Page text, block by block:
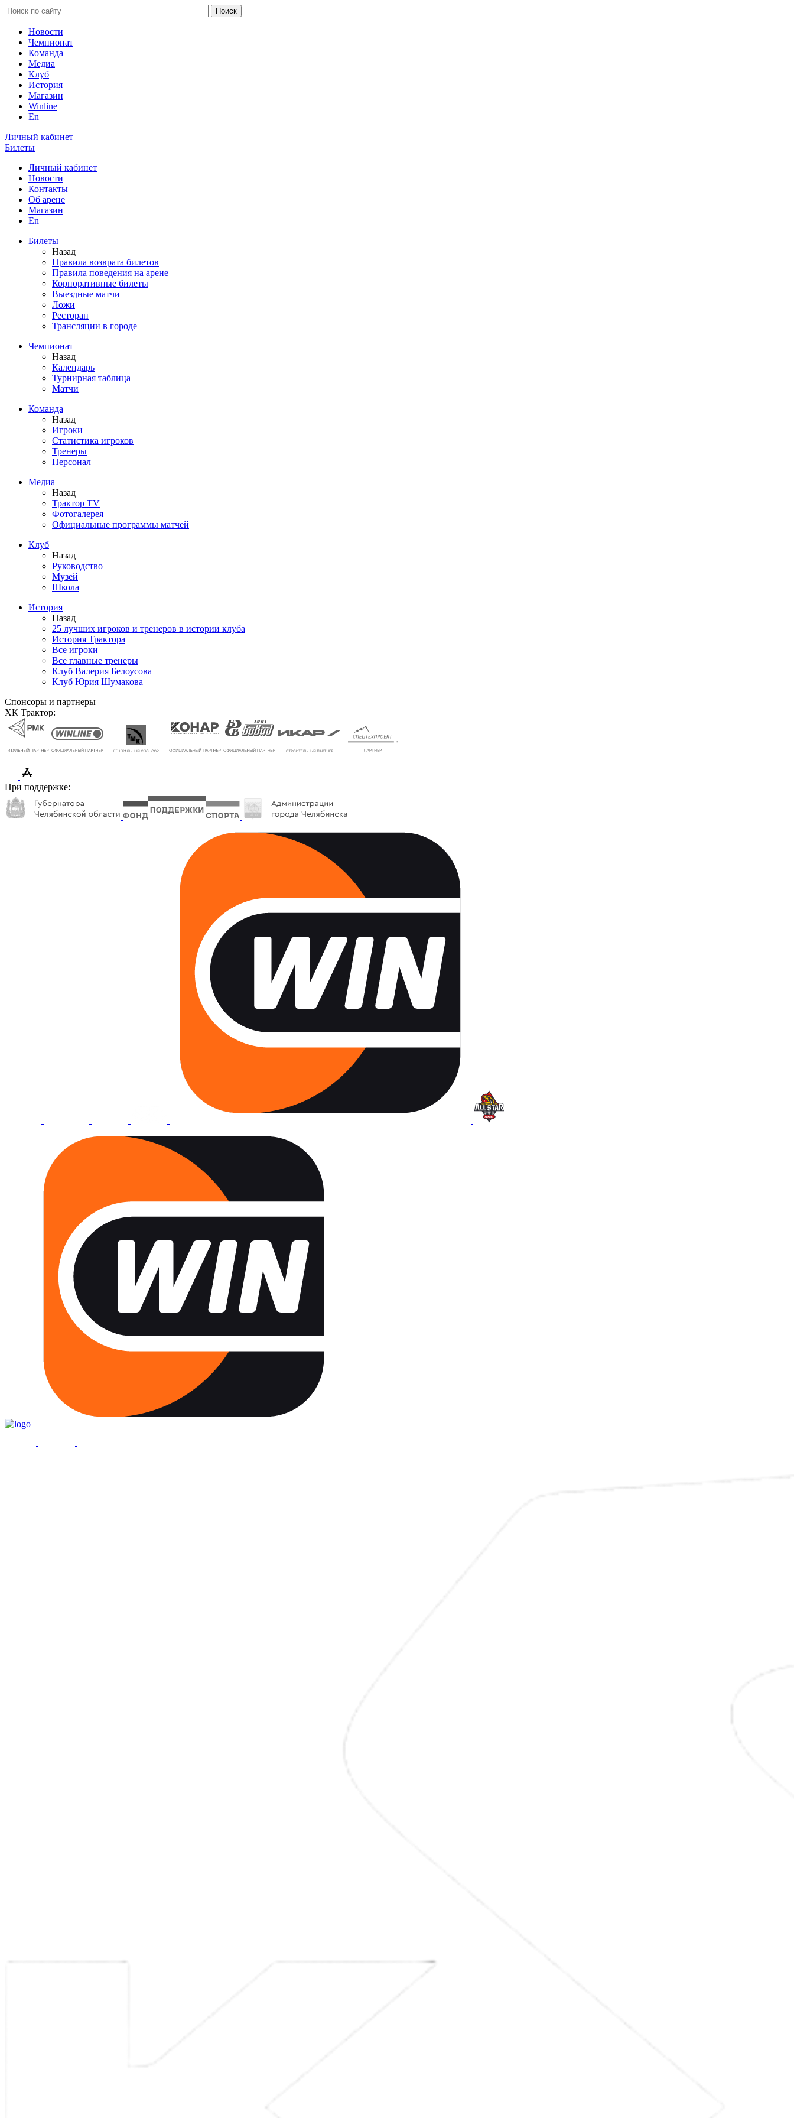
Новости
Чемпионат
Команда
Медиа
Клуб
История
Магазин
Winline
En
Личный кабинет
Билеты
Личный кабинет
Новости
Контакты
Об арене
Магазин
En
Билеты
Назад
Правила возврата билетов
Правила поведения на арене
Корпоративные билеты
Выездные матчи
Ложи
Ресторан
Трансляции в городе
Чемпионат
Назад
Календарь
Турнирная таблица
Матчи
Команда
Назад
Игроки
Статистика игроков
Тренеры
Персонал
Медиа
Назад
Трактор TV
Фотогалерея
Официальные программы матчей
Клуб
Назад
Руководство
Музей
Школа
История
Назад
25 лучших игроков и тренеров в истории клуба
История Трактора
Все игроки
Все главные тренеры
Клуб Валерия Белоусова
Клуб Юрия Шумакова
Спонсоры и партнеры
ХК Трактор:
При поддержке: